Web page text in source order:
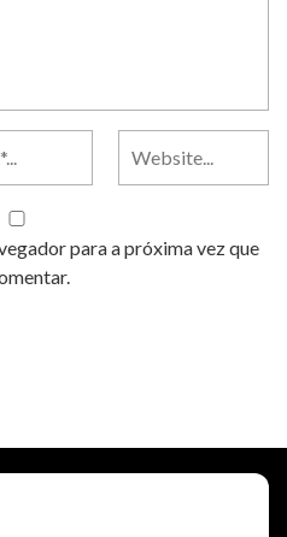
para a próxima vez que